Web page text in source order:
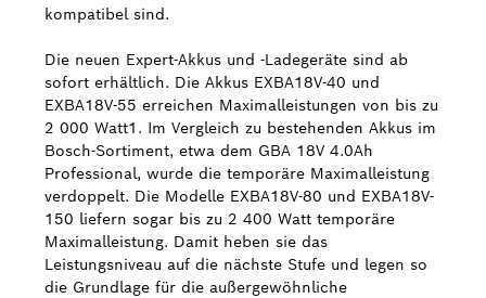
kompatibel sind.
Die neuen Expert-Akkus und -Ladegeräte sind ab
sofort erhältlich. Die Akkus EXBA18V-40 und
EXBA18V-55 erreichen Maximalleistungen von bis zu
2 000 Watt1. Im Vergleich zu bestehenden Akkus im
Bosch-Sortiment, etwa dem GBA 18V 4.0Ah
Professional, wurde die temporäre Maximalleistung
verdoppelt. Die Modelle EXBA18V-80 und EXBA18V-
150 liefern sogar bis zu 2 400 Watt temporäre
Maximalleistung. Damit heben sie das
Leistungsniveau auf die nächste Stufe und legen so
die Grundlage für die außergewöhnliche